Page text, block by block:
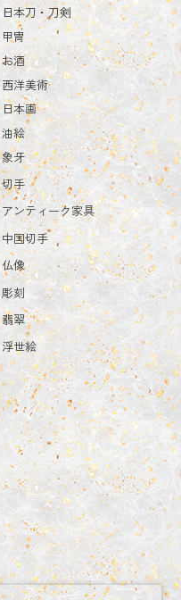
日本刀・刀剣
甲冑
お酒
西洋美術
日本画
油絵
象牙
切手
アンティーク家具
中国切手
仏像
彫刻
翡翠
浮世絵